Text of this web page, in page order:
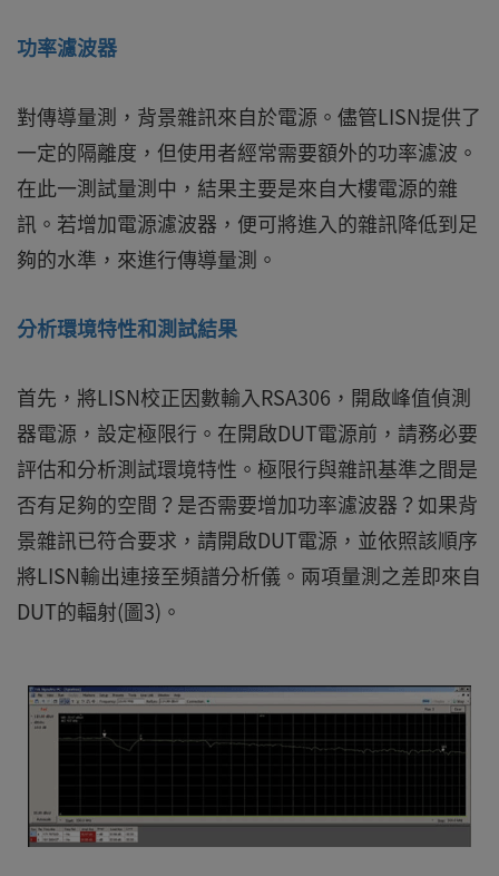
功率濾波器
對傳導量測，背景雜訊來自於電源。儘管LISN提供了
一定的隔離度，但使用者經常需要額外的功率濾波。
在此一測試量測中，結果主要是來自大樓電源的雜
訊。若增加電源濾波器，便可將進入的雜訊降低到足
夠的水準，來進行傳導量測。
分析環境特性和測試結果
首先，將LISN校正因數輸入RSA306，開啟峰值偵測
器電源，設定極限行。在開啟DUT電源前，請務必要
評估和分析測試環境特性。極限行與雜訊基準之間是
否有足夠的空間？是否需要增加功率濾波器？如果背
景雜訊已符合要求，請開啟DUT電源，並依照該順序
將LISN輸出連接至頻譜分析儀。兩項量測之差即來自
DUT的輻射(圖3)。